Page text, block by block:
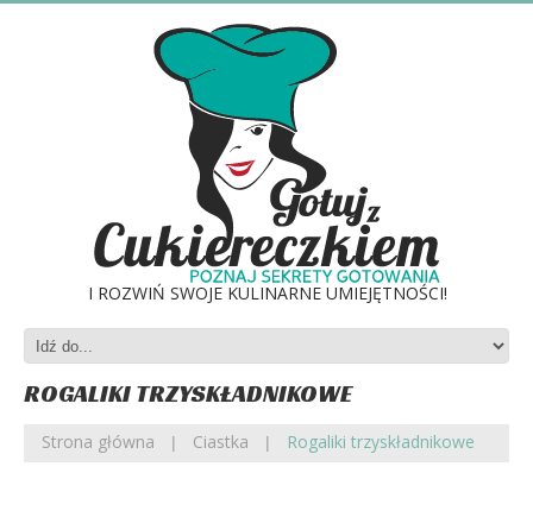
I ROZWIŃ SWOJE KULINARNE UMIEJĘTNOŚCI!
ROGALIKI TRZYSKŁADNIKOWE
Strona główna Ciastka Rogaliki trzyskładnikowe